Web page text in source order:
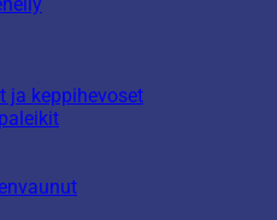
ja keppihevoset